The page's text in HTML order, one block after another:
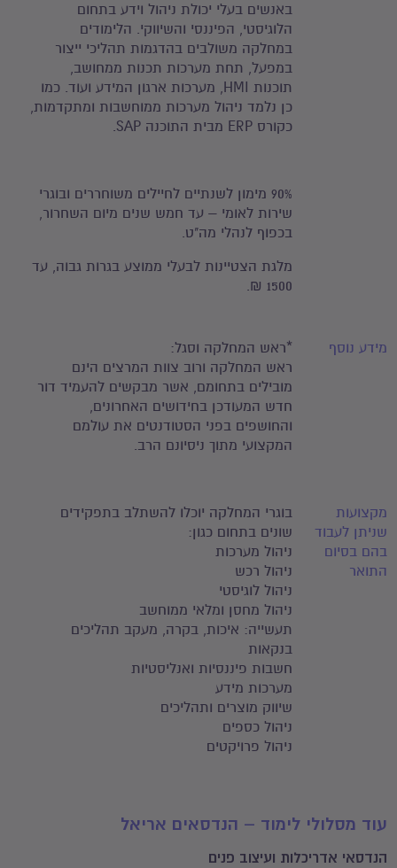
באנשים בעלי יכולת ניהול וידע בתחום
הלוגיסטי, הפיננסי והשיווקי. הלימודים
במחלקה משולבים בהדגמות תהליכי ייצור
במפעל, תחת מערכות תכנות ממחושב,
תוכנות HMI, מערכות ארגון המידע ועוד. כמו
כן נלמד ניהול מערכות ממוחשבות ומתקדמות,
כקורס ERP מבית התוכנה SAP.
90% מימון לשנתיים לחיילים משוחררים ובוגרי
שירות לאומי – עד חמש שנים מיום השחרור,
בכפוף לנהלי מה"ט.
מלגת הצטיינות לבעלי ממוצע בגרות גבוה, עד
1500 ₪.
מידע נוסף
*ראש המחלקה וסגל:
ראש המחלקה ורוב צוות המרצים הינם
מובילים בתחומם, אשר מבקשים להעמיד דור
חדש המעודכן בחידושים האחרונים,
והחושפים בפני הסטודנטים את עולמם
המקצועי מתוך ניסיונם הרב.
מקצועות
שניתן לעבוד
בהם בסיום
התואר
בוגרי המחלקה יוכלו להשתלב בתפקידים
שונים בתחום כגון:
ניהול מערכות
ניהול רכש
ניהול לוגיסטי
ניהול מחסן ומלאי ממוחשב
תעשייה: איכות, בקרה, מעקב תהליכים
בנקאות
חשבות פיננסיות ואנליסטיות
מערכות מידע
שיווק מוצרים ותהליכים
ניהול כספים
ניהול פרויקטים
עוד מסלולי לימוד – הנדסאים אריאל
הנדסאי אדריכלות ועיצוב פנים